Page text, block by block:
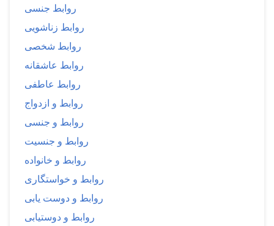
روابط جنسی
روابط زناشویی
روابط شخصی
روابط عاشقانه
روابط عاطفی
روابط و ازدواج
روابط و جنسی
روابط و جنسیت
روابط و خانواده
روابط و خواستگاری
روابط و دوست یابی
روابط و دوستیابی